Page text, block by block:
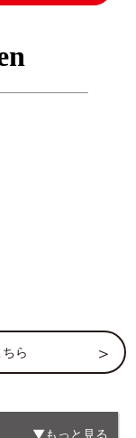
ら
もっと見る